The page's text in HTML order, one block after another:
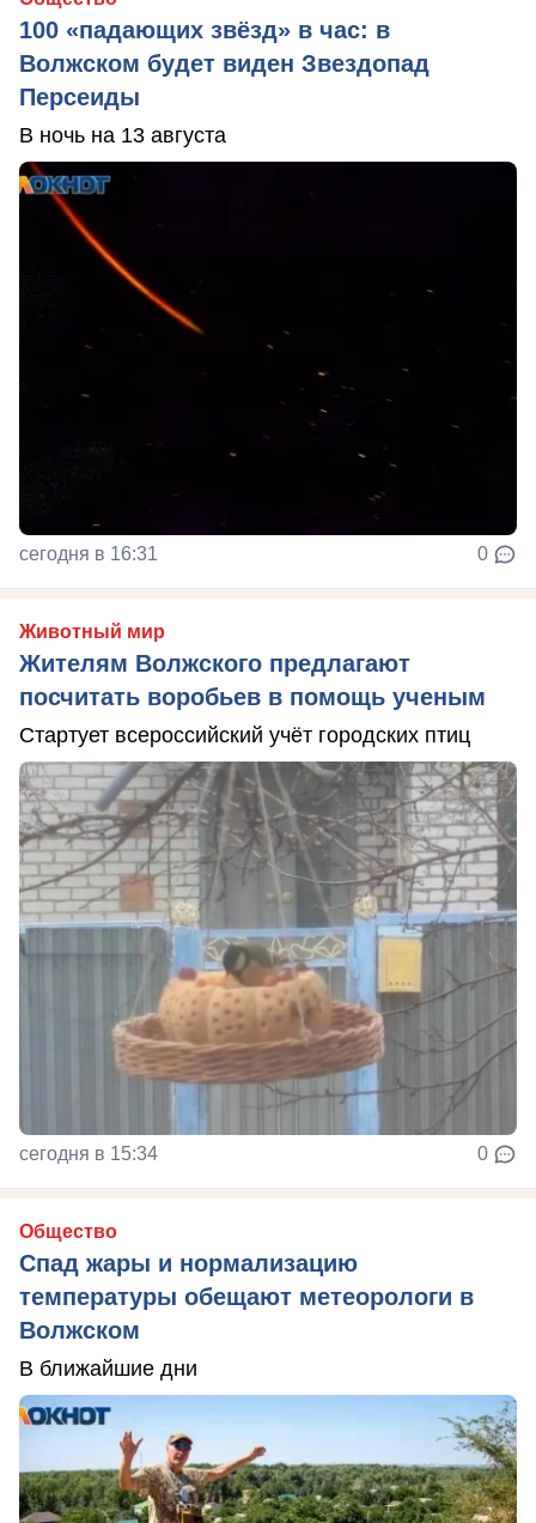
100 «падающих звёзд» в час: в
Волжском будет виден Звездопад
Персеиды
В ночь на 13 августа
сегодня в 16:31 0
Животный мир
Жителям Волжского предлагают
посчитать воробьев в помощь ученым
Стартует всероссийский учёт городских птиц
сегодня в 15:34 0
Общество
Спад жары и нормализацию
температуры обещают метеорологи в
Волжском
В ближайшие дни